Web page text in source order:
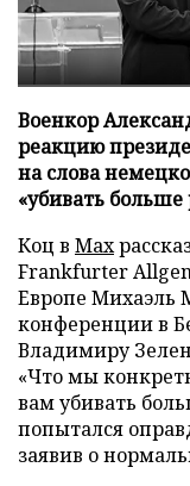
Военкор
реакцию
на слова
«убивать больше
Коц в Мах
Frankfurter
Европе Михаэль
конференции в
Владимиру
«Что мы
вам убивать
попытался
заявив о